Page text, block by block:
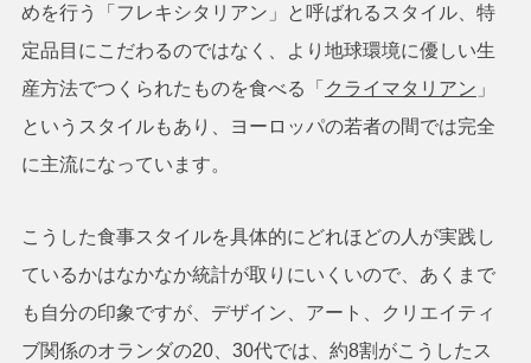
めを行う「フレキシタリアン」と呼ばれるスタイル、特
定品目にこだわるのではなく、より地球環境に優しい生
産方法でつくられたものを食べる「 クライマタリアン 」
というスタイルもあり、ヨーロッパの若者の間では完全
に主流になっています。
こうした食事スタイルを具体的にどれほどの人が実践し
ているかはなかなか統計が取りにいくいので、あくまで
も自分の印象ですが、デザイン、アート、クリエイティ
ブ関係のオランダの20、30代では、約8割がこうしたス